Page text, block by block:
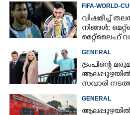
FIFA-WORLD-
വിഷമിച്ച്
നിങ്ങള്‍;
മെറ്റ്‌ലൈഫ്
GENERAL
ട്രംപിന്റെ
സവാരി
GENERAL